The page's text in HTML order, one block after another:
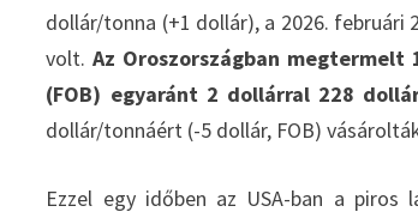
dollár/tonna (+1 dollár), a 2026. februári
volt.Az Oroszországban
(FOB) egyaránt 2 dollárral 228
dollár/tonnáért (-5 dollár, FOB)
Ezzel egy időben az USA-ban a piros